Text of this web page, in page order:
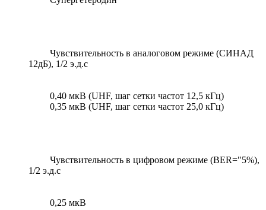
Чувствительность в аналоговом режиме (СИНАД
12дБ), 1/2 э.д.с
0,40 мкВ (UHF, шаг сетки частот 12,5 кГц)
0,35 мкВ (UHF, шаг сетки частот 25,0 кГц)
Чувствительность в цифровом режиме (BER="5%),
1/2 э.д.с
0,25 мкВ